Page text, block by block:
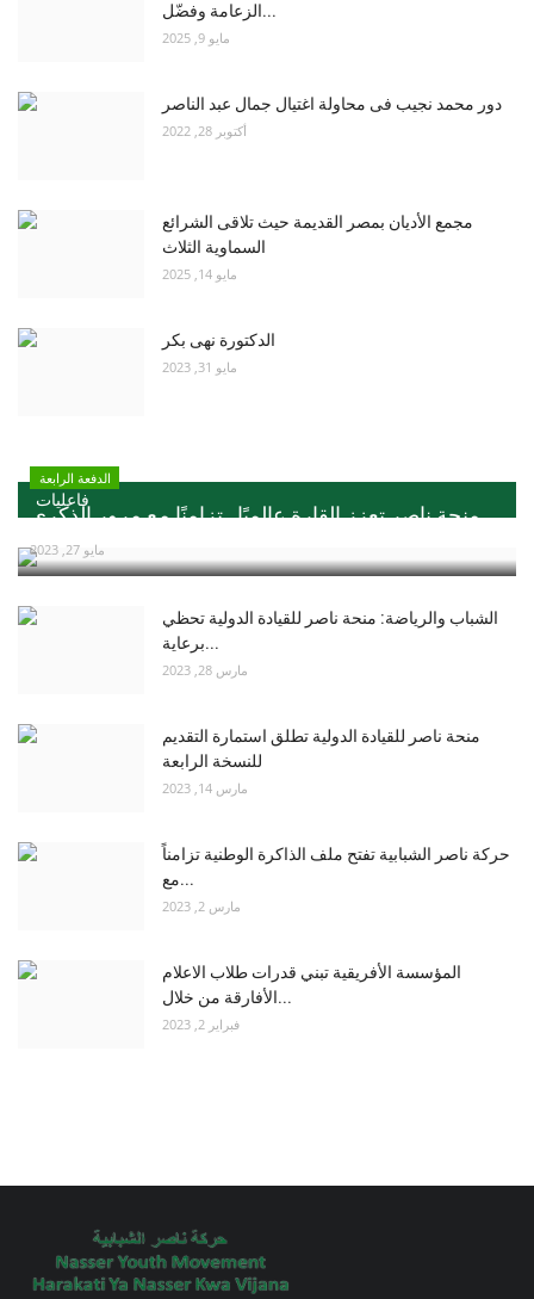
الزعامة وفضّل...
مايو 9, 2025
دور محمد نجيب فى محاولة اغتيال جمال عبد الناصر
أكتوبر 28, 2022
مجمع الأديان بمصر القديمة حيث تلاقى الشرائع
السماوية الثلاث
مايو 14, 2025
الدكتورة نهى بكر
مايو 31, 2023
فاعليات
الدفعة الرابعة
منحة ناصر تعزز القارة عالميًا ..تزامنًا مع مرور الذكري...
مايو 27, 2023
الشباب والرياضة: منحة ناصر للقيادة الدولية تحظي
برعاية...
مارس 28, 2023
منحة ناصر للقيادة الدولية تطلق استمارة التقديم
للنسخة الرابعة
مارس 14, 2023
حركة ناصر الشبابية تفتح ملف الذاكرة الوطنية تزامناً
مع...
مارس 2, 2023
المؤسسة الأفريقية تبني قدرات طلاب الاعلام
الأفارقة من خلال...
فبراير 2, 2023